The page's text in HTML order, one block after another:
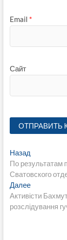
Email *
Сайт
Навигация
по
записям
Назад
запись:
По результатам
Сватовского
ДалееСледующая
запись:
Активісти
розслідування